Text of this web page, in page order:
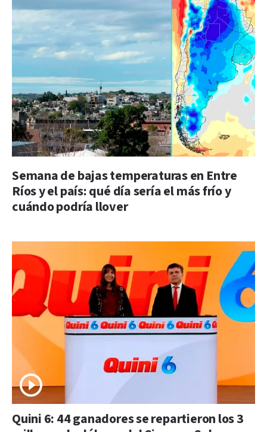
Semana de bajas temperaturas en Entre
Ríos y el país: qué día sería el más frío y
cuándo podría llover
Quini 6: 44 ganadores se repartieron los 3